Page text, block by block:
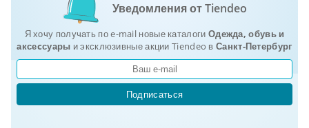
Уведомления от Tiendeo
Я хочу получать по e-mail новые каталоги Одежда, обувь и
аксеcсуары и эксклюзивные акции Tiendeo вСанкт-Петербург
Подписаться